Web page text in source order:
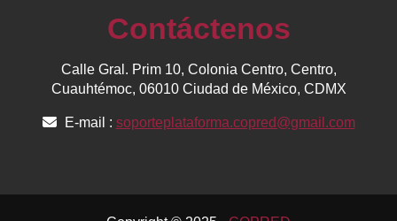
Contáctenos
Calle Gral. Prim 10, Colonia Centro, Centro,
Cuauhtémoc, 06010 Ciudad de México, CDMX
E-mail : soporteplataforma.copred@gmail.com